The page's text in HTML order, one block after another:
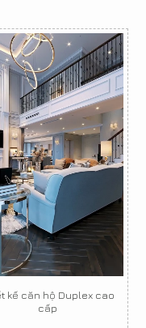
kế căn hộ Duplex cao
cấp